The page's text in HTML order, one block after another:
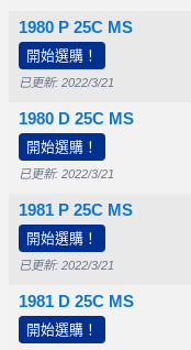
1980 P 25C MS
開始選購！
已更新: 2022/3/21
1980 D 25C MS
開始選購！
已更新: 2022/3/21
1981 P 25C MS
開始選購！
已更新: 2022/3/21
1981 D 25C MS
開始選購！
$10.00
$15.00
$10.00
$10.00